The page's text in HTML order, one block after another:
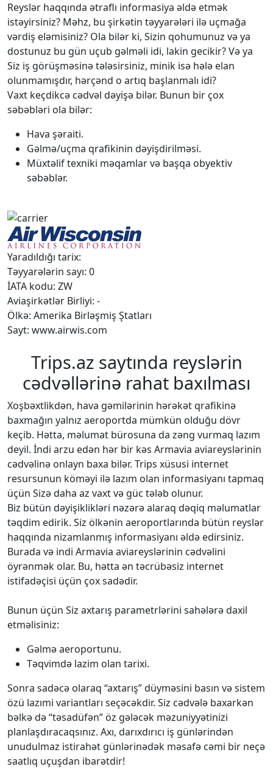
Reyslər haqqında ətraflı informasiya əldə etmək
istəyirsiniz? Məhz, bu şirkətin təyyarələri ilə uçmağa
vərdiş eləmisiniz? Ola bilər ki, Sizin qohumunuz və ya
dostunuz bu gün uçub gəlməli idi, lakin gecikir? Və ya
Siz iş görüşməsinə tələsirsiniz, minik isə hələ elan
olunmamışdır, hərçənd o artıq başlanmalı idi?
Vaxt keçdikcə cədvəl dəyişə bilər. Bunun bir çox
səbəbləri ola bilər:
Hava şəraiti.
Gəlmə/uçma qrafikinin dəyişdirilməsi.
Müxtəlif texniki məqamlar və başqa obyektiv
səbəblər.
Yaradıldığı tarix:
Təyyarələrin sayı: 0
İATA kodu: ZW
Aviaşirkətlər Birliyi: -
Ölkə: Amerika Birləşmiş Ştatları
Sayt: www.airwis.com
Trips.az saytında reyslərin
cədvəllərinə rahat baxılması
Xoşbəxtlikdən, hava gəmilərinin hərəkət qrafikinə
baxmağın yalnız aeroportda mümkün olduğu dövr
keçib. Hətta, məlumat bürosuna da zəng vurmaq lazım
deyil. İndi arzu edən hər bir kəs Armavia aviareyslərinin
cədvəlinə onlayn baxa bilər. Trips xüsusi internet
resursunun köməyi ilə lazım olan informasiyanı tapmaq
üçün Sizə daha az vaxt və güc tələb olunur.
Biz bütün dəyişiklikləri nəzərə alaraq dəqiq məlumatlar
təqdim edirik. Siz ölkənin aeroportlarında bütün reyslər
haqqında nizamlanmış informasiyanı əldə edirsiniz.
Burada və indi Armavia aviareyslərinin cədvəlini
öyrənmək olar. Bu, hətta ən təcrübəsiz internet
istifadəçisi üçün çox sadədir.
Bunun üçün Siz axtarış parametrlərini sahələrə daxil
etməlisiniz:
Gəlmə aeroportunu.
Təqvimdə lazim olan tarixi.
Sonra sadəcə olaraq “axtarış” düyməsini basın və sistem
özü lazımi variantları seçəcəkdir. Siz cədvələ baxarkən
bəlkə də “təsadüfən” öz gələcək məzuniyyətinizi
planlaşdıracaqsınız. Axı, darıxdırıcı iş günlərindən
unudulmaz istirahət günlərinədək məsafə cəmi bir neçə
saatlıq uçuşdan ibarətdir!